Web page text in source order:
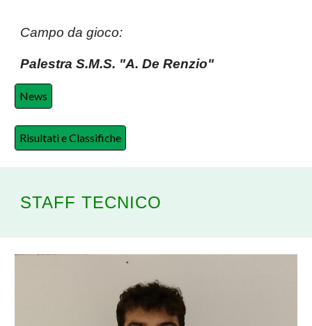
Campo da gioco:
Palestra S.M.S. "A. De Renzio"
News
Risultati e Classifiche
STAFF TECNICO